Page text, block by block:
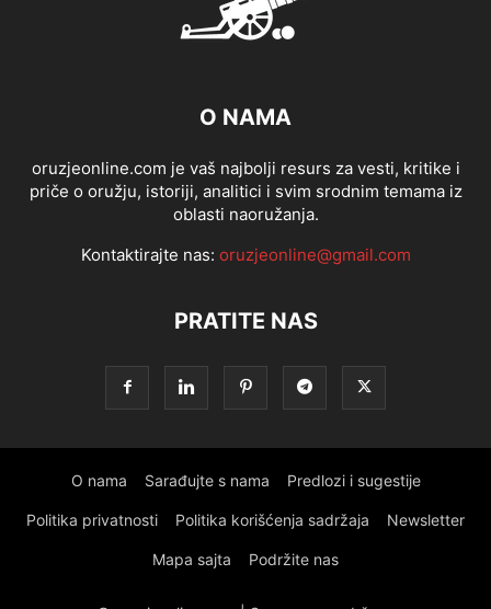
O NAMA
oruzjeonline.com je vaš najbolji resurs za vesti, kritike i
priče o oružju, istoriji, analitici i svim srodnim temama iz
oblasti naoružanja.
Kontaktirajte nas: oruzjeonline@gmail.com
PRATITE NAS
O nama Sarađujte s nama Predlozi i sugestije
Politika privatnosti Politika korišćenja sadržaja Newsletter
Mapa sajta Podržite nas